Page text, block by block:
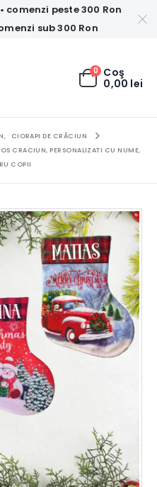
• comenzi peste 300 Ron
sub 300 Ron
0 Coş
0,00 lei
,
CIORAPI DE CRĂCIUN
CRACIUN, PERSONALIZATI CU NUME,
COPII